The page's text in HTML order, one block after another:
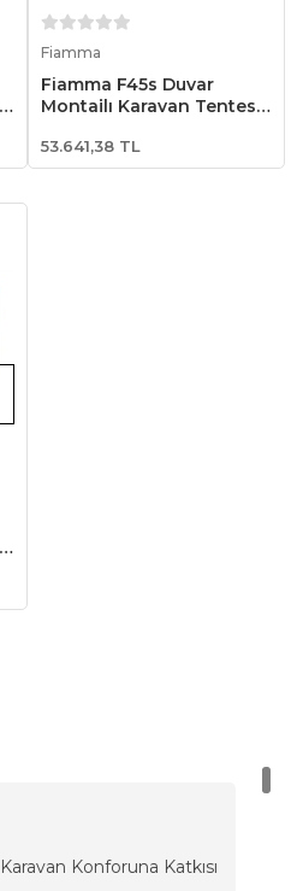
Fiamma
Fiamma F45s Duvar
Montajlı Karavan Tentesi
53.641,38 TL
Konforuna Katkısı